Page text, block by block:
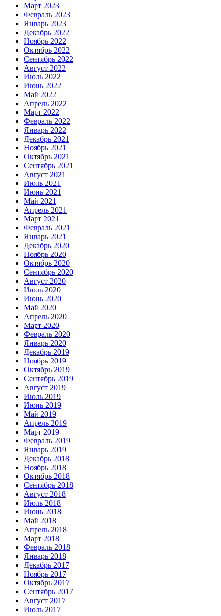
Март 2023
Февраль 2023
Январь 2023
Декабрь 2022
Ноябрь 2022
Октябрь 2022
Сентябрь 2022
Август 2022
Июль 2022
Июнь 2022
Май 2022
Апрель 2022
Март 2022
Февраль 2022
Январь 2022
Декабрь 2021
Ноябрь 2021
Октябрь 2021
Сентябрь 2021
Август 2021
Июль 2021
Июнь 2021
Май 2021
Апрель 2021
Март 2021
Февраль 2021
Январь 2021
Декабрь 2020
Ноябрь 2020
Октябрь 2020
Сентябрь 2020
Август 2020
Июль 2020
Июнь 2020
Май 2020
Апрель 2020
Март 2020
Февраль 2020
Январь 2020
Декабрь 2019
Ноябрь 2019
Октябрь 2019
Сентябрь 2019
Август 2019
Июль 2019
Июнь 2019
Май 2019
Апрель 2019
Март 2019
Февраль 2019
Январь 2019
Декабрь 2018
Ноябрь 2018
Октябрь 2018
Сентябрь 2018
Август 2018
Июль 2018
Июнь 2018
Май 2018
Апрель 2018
Март 2018
Февраль 2018
Январь 2018
Декабрь 2017
Ноябрь 2017
Октябрь 2017
Сентябрь 2017
Август 2017
Июль 2017